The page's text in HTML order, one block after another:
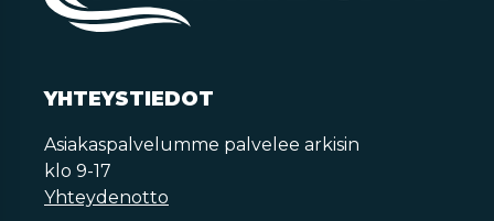
YHTEYSTIEDOT
Asiakaspalvelumme palvelee arkisin
klo 9-17
Yhteydenotto